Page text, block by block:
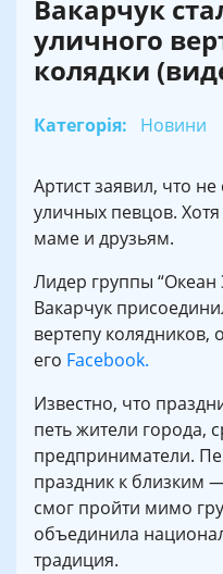
Вакарчук
уличного
колядки
Категорія: Новини
Артист заявил, что
уличных певцов.
маме и друзьям.
Лидер группы “Океан
Вакарчук
вертепу колядников,
его Facebook.
Известно, что
петь жители города,
предприниматели.
праздник к близким
смог пройти мимо
объединила
традиция.